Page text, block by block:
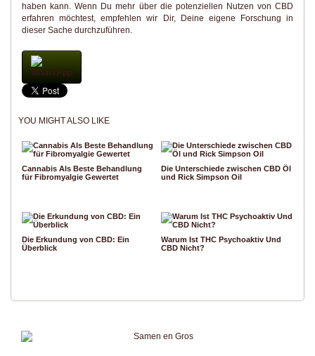
haben kann. Wenn Du mehr über die potenziellen Nutzen von CBD
erfahren möchtest, empfehlen wir Dir, Deine eigene Forschung in
dieser Sache durchzuführen.
WhatsApp
YOU MIGHT ALSO LIKE
Cannabis Als Beste Behandlung
für Fibromyalgie Gewertet
Die Unterschiede zwischen CBD Öl
und Rick Simpson Oil
Die Erkundung von CBD: Ein
Überblick
Warum Ist THC Psychoaktiv Und
CBD Nicht?